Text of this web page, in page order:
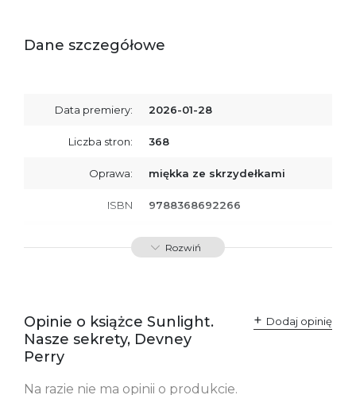
Dane szczegółowe
Data premiery: 2026-01-28
Liczba stron: 368
Oprawa: miękka ze skrzydełkami
ISBN 9788368692266
K801077
Rozwiń
Opinie o książce Sunlight.
Nasze sekrety, Devney
Perry
Dodaj opinię
Na razie nie ma opinii o produkcie.